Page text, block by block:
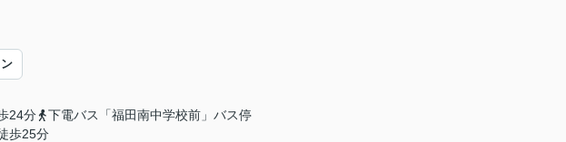
24分
下電バス「福田南中学校前」バス停
歩25分